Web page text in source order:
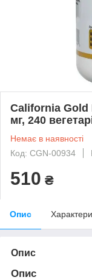
California Gold
мг, 240
Немає в наявності
Код: CGN-00934
510 ₴
Опис
Опис
Опис